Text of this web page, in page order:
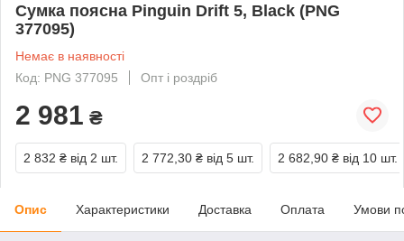
Сумка поясна Pinguin Drift 5, Black (PNG
377095)
Немає в наявності
Код: PNG 377095
Опт і роздріб
2 981 ₴
2 832 ₴ від 2 шт. 2 772,30 ₴ від 5 шт. 2 682,90 ₴ від 10 шт.
Опис Характеристики Доставка Оплата Умови